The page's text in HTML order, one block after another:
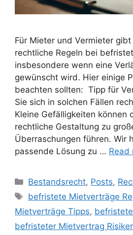
Für Mieter und Vermieter
rechtliche Regeln bei
insbesondere wenn eine
gewünscht wird. Hier einige
beachten sollten: Tipp für
Sie sich in solchen Fällen
Kleine Gefälligkeiten können
rechtliche Gestaltung zu
Überraschungen führen. Wir
passende Lösung zu … Read
Bestandsrecht, Posts,
befristete Mietverträge
Mietverträge Tipps,
befristeter Mietvertrag